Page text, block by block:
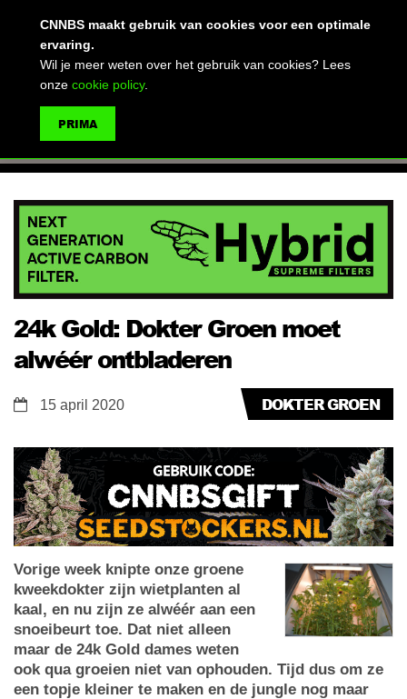
24k Gold: Dokter Groen moet
alwéér ontbladeren
DOKTER GROEN
15 april 2020
Vorige week knipte onze groene
kweekdokter zijn wietplanten al
kaal, en nu zijn ze alwéér aan een
snoeibeurt toe. Dat niet alleen
maar de 24k Gold dames weten
ook qua groeien niet van ophouden. Tijd dus om ze
een topje kleiner te maken en de jungle nog maar
CNNBS maakt gebruik van cookies voor een optimale
ervaring.
Wil je meer weten over het gebruik van cookies? Lees
onze cookie policy.
PRIMA